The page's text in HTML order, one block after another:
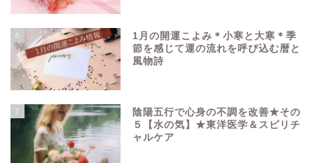
6
1月の開運こよみ＊小寒と大寒＊季
節を感じて運の流れを呼び込む暦と
風物詩
7
陰陽五行で心身の不調を改善★その
５【水の気】★東洋医学＆スピリチ
ャルケア